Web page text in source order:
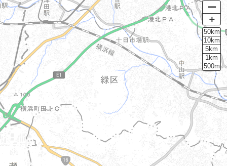
ー
＋
50km
10km
5km
1km
500m